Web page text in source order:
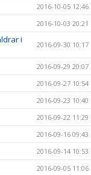
2016-10-05 12:46
2016-10-03 20:21
i
2016-09-30 10:17
2016-09-29 20:07
2016-09-27 10:54
2016-09-23 10:40
2016-09-22 11:29
2016-09-16 09:43
2016-09-14 10:53
2016-09-05 11:06